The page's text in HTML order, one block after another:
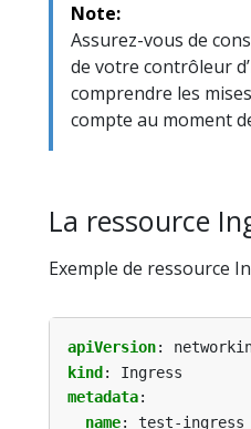
Note:
Assurez-vous de
de votre contrôleur
comprendre les
compte au moment
La ressource
Exemple de ressource
apiVersion:
kind :
Ingress
metadata:
name: test-ingress